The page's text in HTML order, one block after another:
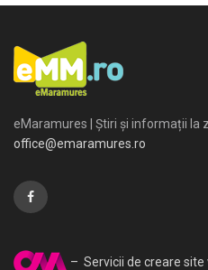
eMaramures | Știri și informații la
office@emaramures.ro
– Servicii de creare site